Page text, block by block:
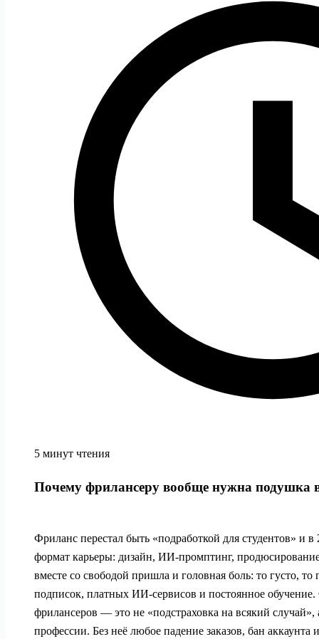
5 минут чтения
Почему фрилансеру вообще нужна подушка
Фриланс перестал быть «подработкой для студентов» и
формат карьеры: дизайн, ИИ-промптинг,
вместе со свободой пришла и головная боль: то густо,
подписок, платных ИИ‑сервисов и постоянное
фрилансеров — это не «подстраховка на всякий случай»,
профессии. Без неё любое падение заказов, бан аккаунта